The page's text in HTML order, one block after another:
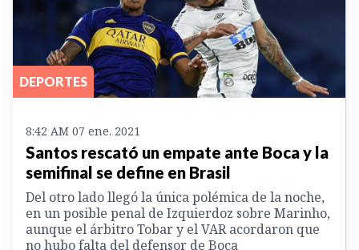
DEPORTES
8:42 AM 07 ene. 2021
Santos rescató un empate ante Boca y la
semifinal se define en Brasil
Del otro lado llegó la única polémica de la noche,
en un posible penal de Izquierdoz sobre Marinho,
aunque el árbitro Tobar y el VAR acordaron que
no hubo falta del defensor de Boca